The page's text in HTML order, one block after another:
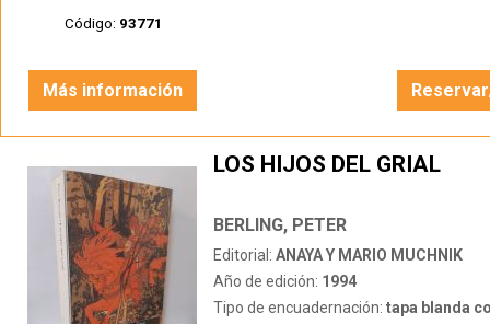
Código: 93771
Más información
LOS HIJOS DEL GRIAL
BERLING, PETER
Editorial: ANAYA Y MARIO MUCHNIK
Año de edición: 1994
Tipo de encuadernación: tapa blanda